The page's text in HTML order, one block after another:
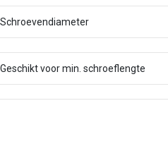
Schroevendiameter
Geschikt voor min. schroeflengte